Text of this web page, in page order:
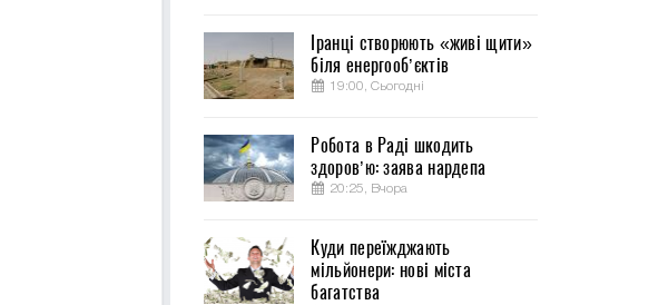
Іранці створюють «живі щити»
біля енергооб’єктів
19:00, Сьогодні
Робота в Раді шкодить
здоров’ю: заява нардепа
20:25, Вчора
Куди переїжджають
мільйонери: нові міста
багатства